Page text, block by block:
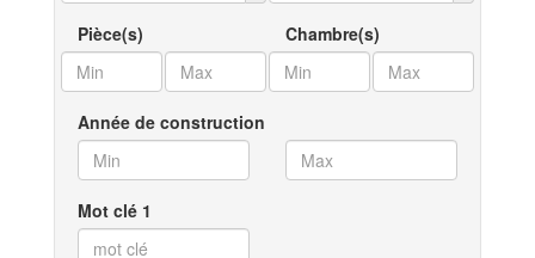
Pièce(s) Chambre(s)
Année de construction
Mot clé 1